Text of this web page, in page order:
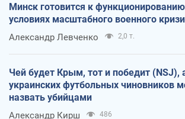
Минск готовится к
условиях масштабного военного
Александр Левченко 2,0 т.
Чей будет Крым, тот и победит (NSJ),
украинских футбольных чиновников
назвать убийцами
Александр Кирш 486